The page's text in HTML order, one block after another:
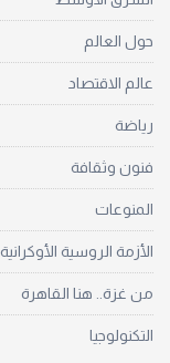
حول العالم
عالم الاقتصاد
رياضة
فنون وثقافة
المنوعات
الأزمة الروسية الأوكرانية
من غزة.. هنا القاهرة
التكنولوجيا